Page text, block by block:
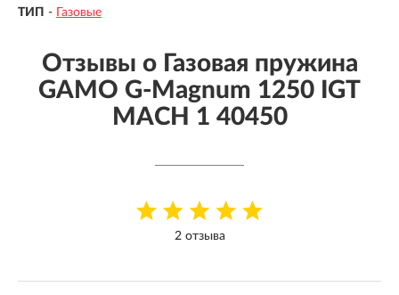
ТИП - Газовые
Отзывы о Газовая пружина
GAMO G-Magnum 1250 IGT
MACH 1 40450
2 отзыва